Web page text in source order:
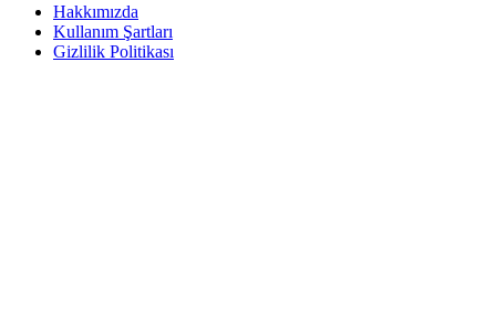
Hakkımızda
Kullanım Şartları
Gizlilik Politikası